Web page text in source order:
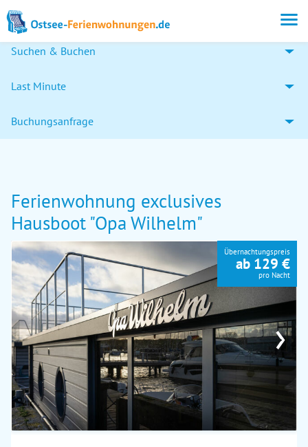
Suchen & Buchen
Last Minute
Buchungsanfrage
Ferienwohnung exclusives
Hausboot "Opa Wilhelm"
›
Übernachtungspreis
ab 129 €
pro Nacht